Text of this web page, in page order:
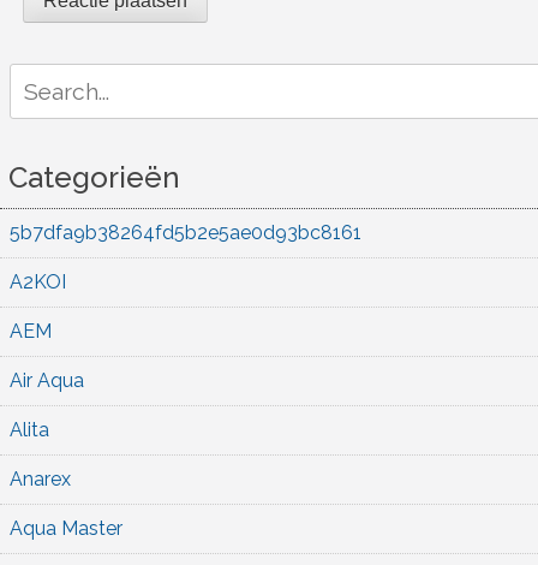
for:
Categorieën
5b7dfa9b38264fd5b2e5ae0d93bc8161
A2KOI
AEM
Air Aqua
Alita
Anarex
Aqua Master